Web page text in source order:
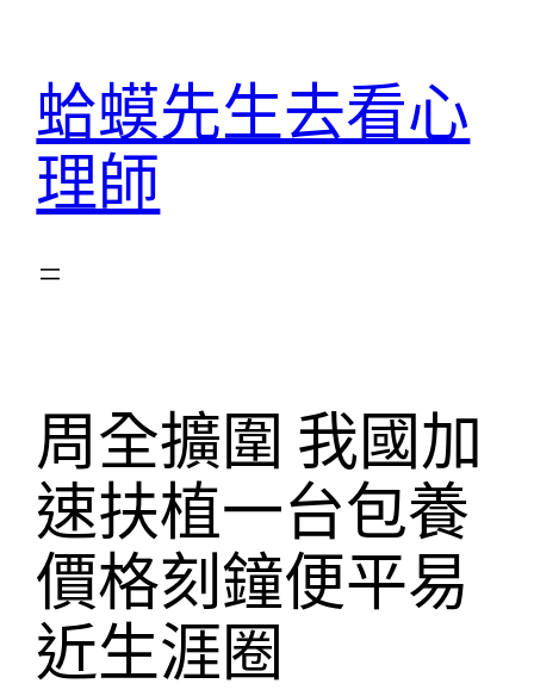
蛤蟆先生去看心
理師
周全擴圍 我國加
速扶植一台包養
價格刻鐘便平易
近生涯圈